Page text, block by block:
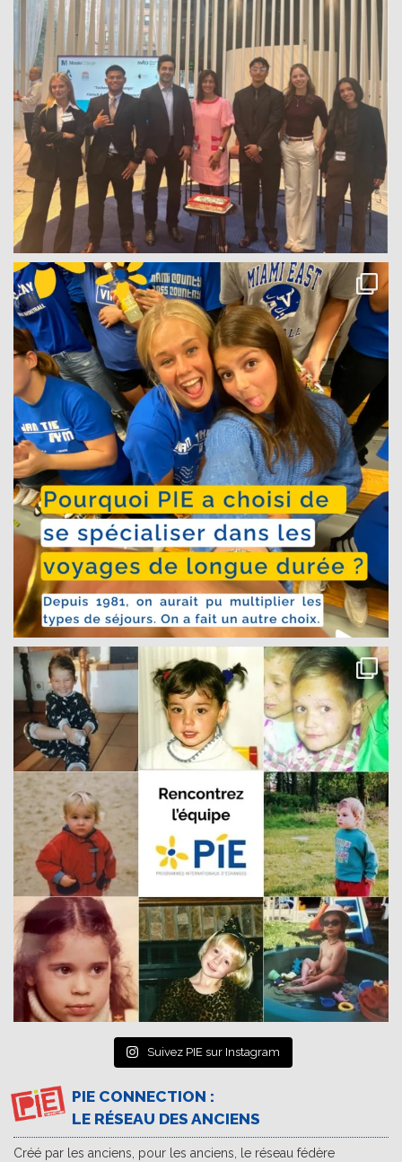
Suivez PIE sur Instagram
PIE CONNECTION :
LE RÉSEAU DES ANCIENS
Créé par les anciens, pour les anciens, le réseau fédère